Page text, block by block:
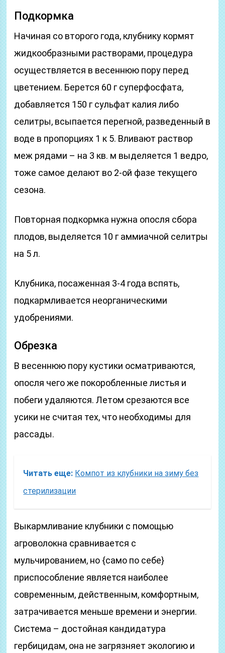
Подкормка
Начиная со второго года, клубнику кормят
жидкообразными растворами, процедура
осуществляется в весеннюю пору перед
цветением. Берется 60 г суперфосфата,
добавляется 150 г сульфат калия либо
селитры, всыпается перегной, разведенный в
воде в пропорциях 1 к 5. Вливают раствор
меж рядами – на 3 кв. м выделяется 1 ведро,
тоже самое делают во 2-ой фазе текущего
сезона.
Повторная подкормка нужна опосля сбора
плодов, выделяется 10 г аммиачной селитры
на 5 л.
Клубника, посаженная 3-4 года вспять,
подкармливается неорганическими
удобрениями.
Обрезка
В весеннюю пору кустики осматриваются,
опосля чего же покоробленные листья и
побеги удаляются. Летом срезаются все
усики не считая тех, что необходимы для
рассады.
Читать еще: Компот из клубники на зиму без
стерилизации
Выкармливание клубники с помощью
агроволокна сравнивается с
мульчированием, но {само по себе}
приспособление является наиболее
современным, действенным, комфортным,
затрачивается меньше времени и энергии.
Система – достойная кандидатура
гербицидам, она не загрязняет экологию и